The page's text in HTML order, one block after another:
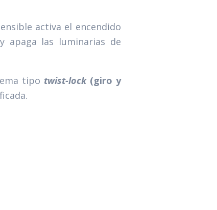
activa el encendido
apaga las luminarias de
tipo twist-lock(giro y